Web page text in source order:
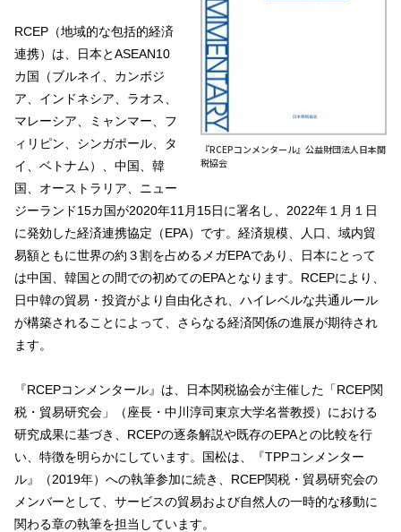
『RCEPコンメンタール』公益財団法人日本関
税協会
RCEP（地域的な包括的経済
連携）は、日本とASEAN10
カ国（ブルネイ、カンボジ
ア、インドネシア、ラオス、
マレーシア、ミャンマー、フ
ィリピン、シンガポール、タ
イ、ベトナム）、中国、韓
国、オーストラリア、ニュー
ジーランド15カ国が2020年11月15日に署名し、2022年１月１日
に発効した経済連携協定（EPA）です。経済規模、人口、域内貿
易額ともに世界の約３割を占めるメガEPAであり、日本にとって
は中国、韓国との間での初めてのEPAとなります。RCEPにより、
日中韓の貿易・投資がより自由化され、ハイレベルな共通ルール
が構築されることによって、さらなる経済関係の進展が期待され
ます。
『RCEPコンメンタール』は、日本関税協会が主催した「RCEP関
税・貿易研究会」（座長・中川淳司東京大学名誉教授）における
研究成果に基づき、RCEPの逐条解説や既存のEPAとの比較を行
い、特徴を明らかにしています。国松は、『TPPコンメンター
ル』（2019年）への執筆参加に続き、RCEP関税・貿易研究会の
メンバーとして、サービスの貿易および自然人の一時的な移動に
関わる章の執筆を担当しています。